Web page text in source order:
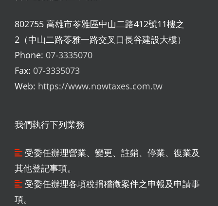
802755 高雄市苓雅區中山二路412號11樓之
2（中山二路苓雅一路交叉口長谷建設大樓）
Phone: 07-3335070
Fax: 07-3335073
Web: https://www.nowtaxes.com.tw
我們執行下列業務
受委任辦理營業、變更、註銷、停業、復業及
其他登記事項。
受委任辦理各項稅捐稽徵案件之申報及申請事
項。